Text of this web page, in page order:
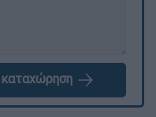
καταχώρηση